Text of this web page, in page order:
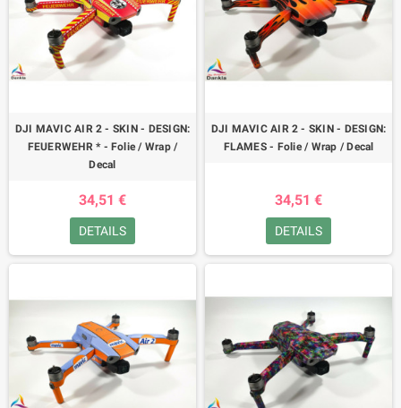
DJI MAVIC AIR 2 - SKIN - DESIGN:
FEUERWEHR * - Folie / Wrap /
Decal
34,51 €
DETAILS
DJI MAVIC AIR 2 - SKIN - DESIGN:
FLAMES - Folie / Wrap / Decal
34,51 €
DETAILS